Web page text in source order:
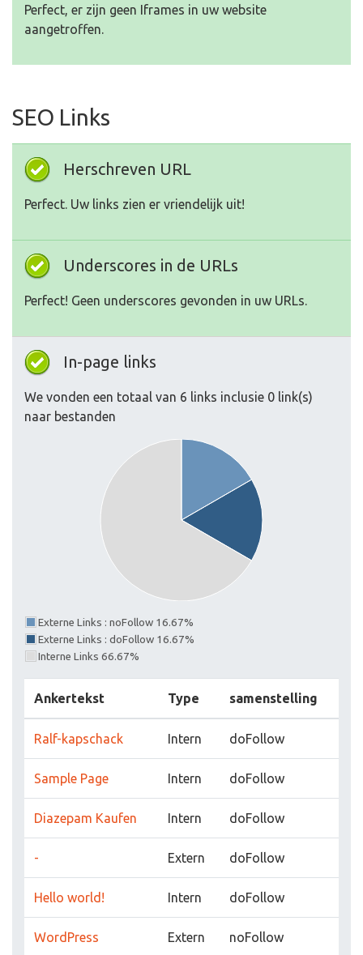
Perfect, er zijn geen Iframes in uw website
aangetroffen.
SEO Links
Herschreven URL
Perfect. Uw links zien er vriendelijk uit!
Underscores in de URLs
Perfect! Geen underscores gevonden in uw URLs.
In-page links
We vonden een totaal van 6 links inclusie 0 link(s)
naar bestanden
Externe Links : noFollow 16.67%
Externe Links : doFollow 16.67%
Interne Links 66.67%
Ankertekst Type samenstelling
Ralf-kapschack Intern doFollow
Sample Page Intern doFollow
Diazepam Kaufen Intern doFollow
- Extern doFollow
Hello world! Intern doFollow
WordPress Extern noFollow